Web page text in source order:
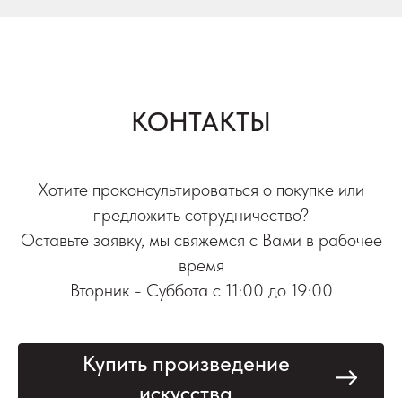
КОНТАКТЫ
Хотите проконсультироваться о покупке или
предложить сотрудничество?
Оставьте заявку, мы свяжемся с Вами в рабочее
время
Вторник - Суббота с 11:00 до 19:00
Купить произведение
искусства